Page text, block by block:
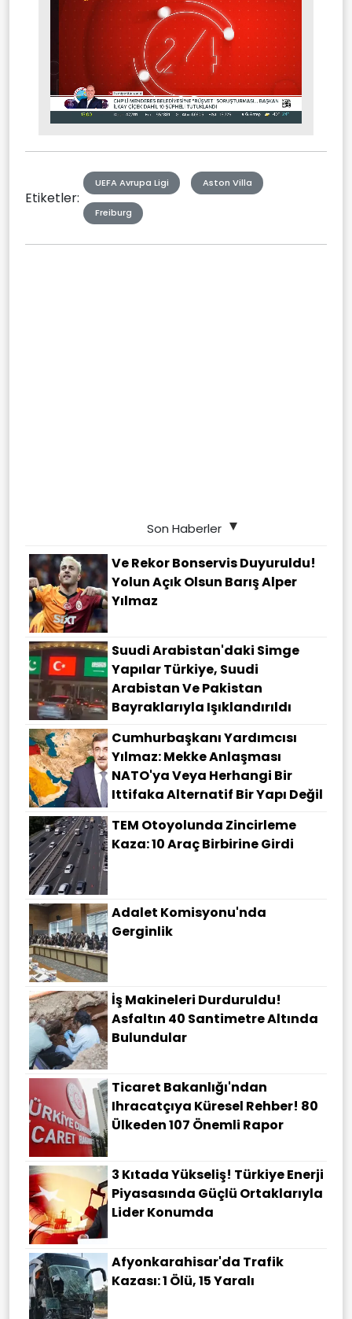
Mute Stream
Etiketler:
UEFA Avrupa Ligi Aston Villa
Freiburg
Son Haberler
Ve Rekor Bonservis Duyuruldu!
Yolun Açık Olsun Barış Alper
Yılmaz
Suudi Arabistan'daki Simge
Yapılar Türkiye, Suudi
Arabistan Ve Pakistan
Bayraklarıyla Işıklandırıldı
Cumhurbaşkanı Yardımcısı
Yılmaz: Mekke Anlaşması
NATO'ya Veya Herhangi Bir
Ittifaka Alternatif Bir Yapı Değil
TEM Otoyolunda Zincirleme
Kaza: 10 Araç Birbirine Girdi
Adalet Komisyonu'nda
Gerginlik
İş Makineleri Durduruldu!
Asfaltın 40 Santimetre Altında
Bulundular
Ticaret Bakanlığı'ndan
Ihracatçıya Küresel Rehber! 80
Ülkeden 107 Önemli Rapor
3 Kıtada Yükseliş! Türkiye Enerji
Piyasasında Güçlü Ortaklarıyla
Lider Konumda
Afyonkarahisar'da Trafik
Kazası: 1 Ölü, 15 Yaralı